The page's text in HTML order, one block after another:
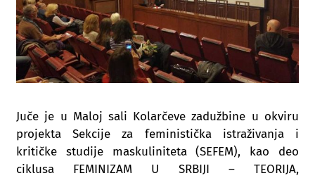
Juče je u Maloj sali Kolarčeve zadužbine u okviru
projekta Sekcije za feministička istraživanja i
kritičke studije maskuliniteta (SEFEM), kao deo
ciklusa FEMINIZAM U SRBIJI – TEORIJA,